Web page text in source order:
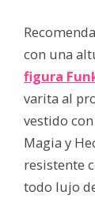
con una
figura
varita al
vestido
Magia y
resistente
todo lujo